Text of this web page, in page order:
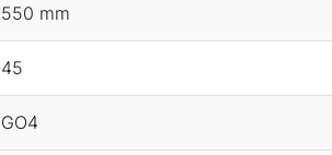
550 mm
45
GO4